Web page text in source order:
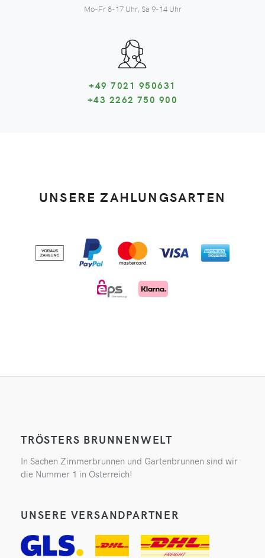
Mo-Fr 8-17 Uhr, Sa 9-14 Uhr
+49 7021 950631
+43 2262 750 900
UNSERE ZAHLUNGSARTEN
TRÖSTERS BRUNNENWELT
In Sachen Zimmerbrunnen und Gartenbrunnen sind wir
die Nummer 1 in Österreich!
UNSERE VERSANDPARTNER